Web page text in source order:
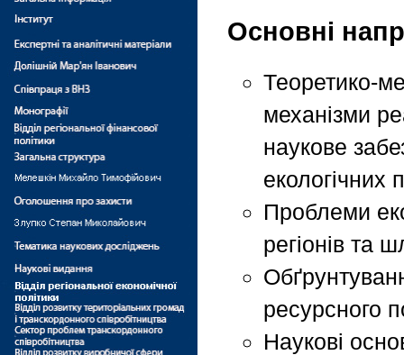
Основні
Теоретико-
механізми
наукове
екологічних
Проблеми
регіонів та
ресурсного
Наукові